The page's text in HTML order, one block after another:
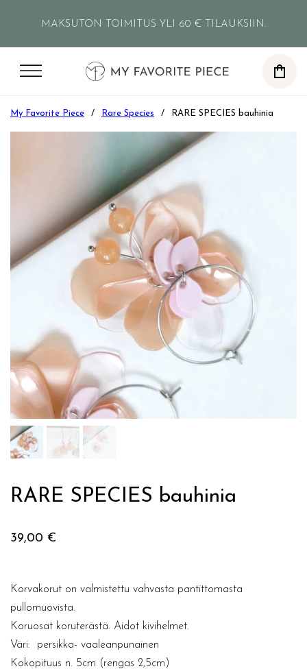
MAKSUTON TOIMITUS YLI 60 € TILAUKSIIN.
My Favorite Piece / Rare Species / RARE SPECIES bauhinia
RARE SPECIES bauhinia
39,00 €
Korvakorut on valmistettu vahvasta pantittomasta
pullomuovista.
Koruosat koruterästä. Aidot kivihelmet.
Väri: persikka- vaaleanpunainen
Kokopituus n. 5cm (rengas 2,5cm)